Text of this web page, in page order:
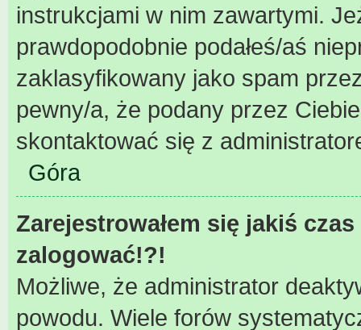
instrukcjami w nim zawartymi.
prawdopodobnie podałeś/aś
zaklasyfikowany jako spam
pewny/a, że podany przez
skontaktować się z
Góra
Zarejestrowałem się jakiś
zalogować!?!
Możliwe, że administrator
powodu. Wiele forów